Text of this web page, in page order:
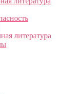
литература